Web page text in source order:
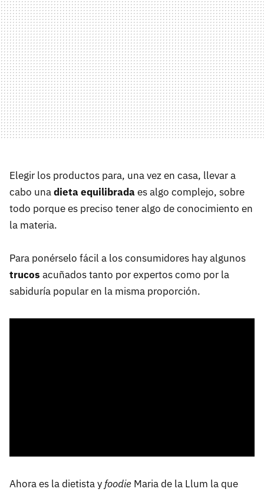
Elegir los productos para, una vez en casa, llevar a
cabo unadieta equilibradaes algo complejo, sobre
todo porque es preciso tener algo de conocimiento en
la materia.
Para ponérselo fácil a los consumidores hay algunos
trucos acuñados tanto por expertos como por la
sabiduría popular en la misma proporción.
Ahora es la dietista y foodie Maria de la Llum la que